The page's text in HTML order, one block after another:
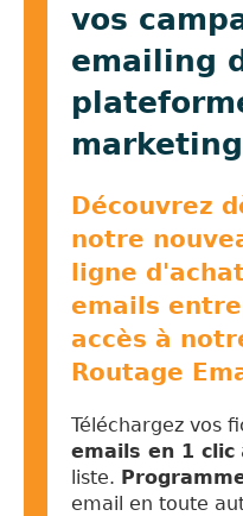
vos
emailing
Découvrez
notre
ligne
emails
accès à
Routage
Téléchargez vos
emails en 1 clic
liste.
email en toute